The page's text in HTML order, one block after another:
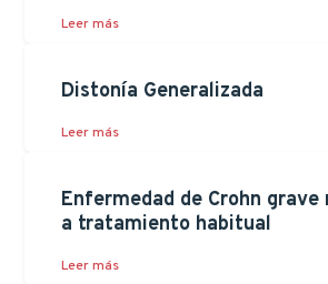
Leer más
Distonía Generalizada
Leer más
Enfermedad de Crohn
a tratamiento habitual
Leer más